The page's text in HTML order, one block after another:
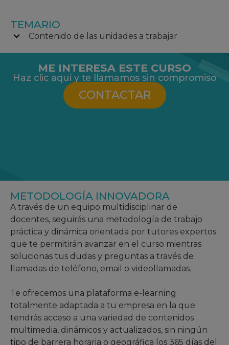
TEMARIO
Contenido de las unidades a trabajar
ME INTERESA ESTE CURSO
Haz clic aquí y te llamamos sin compromiso
CONTACTAR
METODOLOGÍA INNOVADORA
A través de un equipo multidisciplinar de
docentes, seguirás una metodología de trabajo
práctica y dinámica orientada por tutores expertos
que te permitirán avanzar en el curso mientras
solucionas tus dudas y preguntas a través de
llamadas de teléfono, email o videollamadas.
Te ofrecemos una plataforma e-learning
totalmente adaptada a tu empresa en la que
tendrás acceso a una variedad de contenidos
multimedia, dinámicos y actualizados, sin ningún
tipo de barrera horaria o geográfica los 365 días del